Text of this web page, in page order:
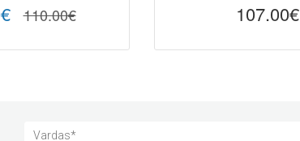
110.00€ 107.00€